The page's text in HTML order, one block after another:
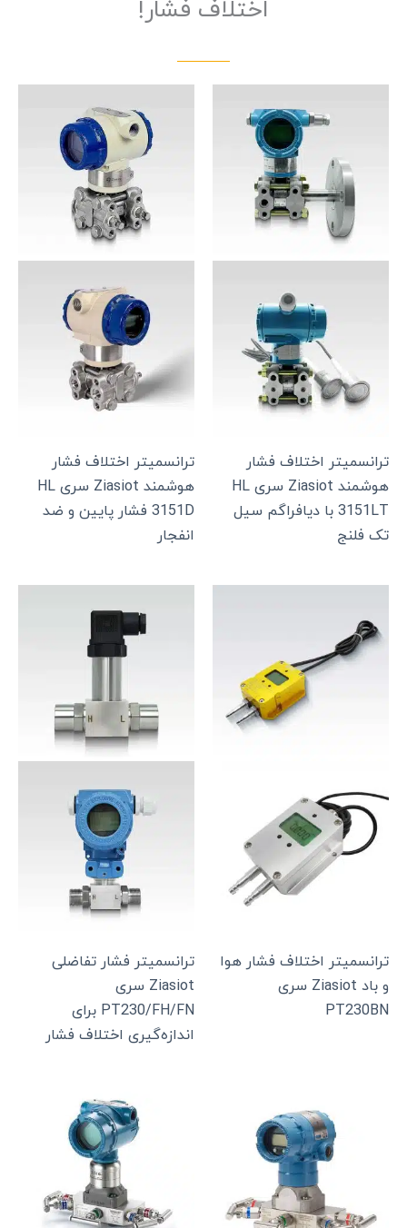
اختلاف فشار!
ترانسمیتر اختلاف فشار
هوشمند Ziasiot سری HL
3151LT با دیافراگم سیل
تک فلنج
ترانسمیتر اختلاف فشار
هوشمند Ziasiot سری HL
3151D فشار پایین و ضد
انفجار
ترانسمیتر اختلاف فشار هوا
و باد Ziasiot سری
PT230BN
ترانسمیتر فشار تفاضلی
Ziasiot سری
PT230/FH/FN برای
اندازه‌گیری اختلاف فشار